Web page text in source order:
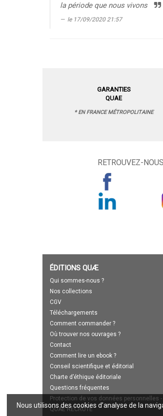
Nous utilisons des cookies d’analyse de la
la période que nous vivons
le 17/09/2020 21:57
GARANTIES
QUAE
* EN FRANCE MÉTROPOLITAINE
RETROUVEZ-NOUS
ÉDITIONS QUÆ
Qui sommes-nous ?
Nos collections
CGV
Téléchargements
Comment commander ?
Où trouver nos ouvrages ?
Contact
Comment lire un ebook ?
Conseil scientifique et éditorial
Charte d’éthique éditoriale
Questions fréquentes
Protection de vos données personnelles -
QUAE RECRUTE